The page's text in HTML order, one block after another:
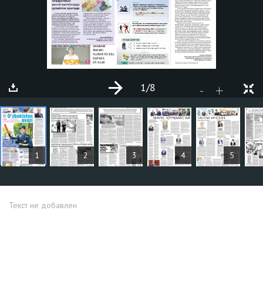
1 2 3 4 5
- +
1/8
СТАТЬИ
Текст не добавлен